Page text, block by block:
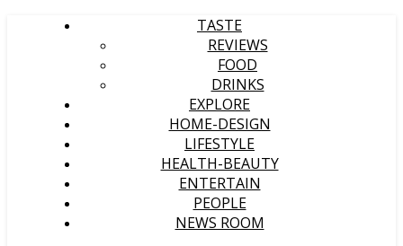
TASTE
REVIEWS
FOOD
DRINKS
EXPLORE
HOME-DESIGN
LIFESTYLE
HEALTH-BEAUTY
ENTERTAIN
PEOPLE
NEWS ROOM